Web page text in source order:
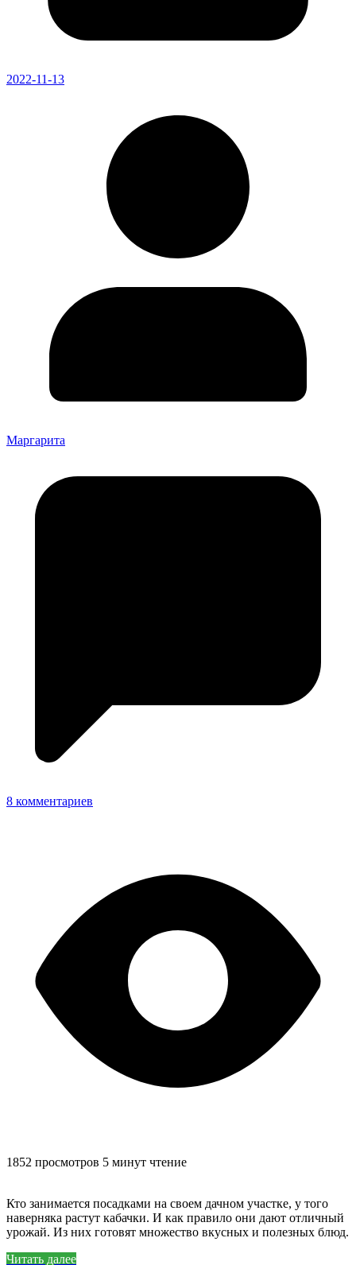
2022-11-13
Маргарита
8 комментариев
1852 просмотров 5 минут чтение
Кто занимается посадками на своем дачном участке, у того
наверняка растут кабачки. И как правило они дают отличный
урожай. Из них готовят множество вкусных и полезных блюд.
Читать далее